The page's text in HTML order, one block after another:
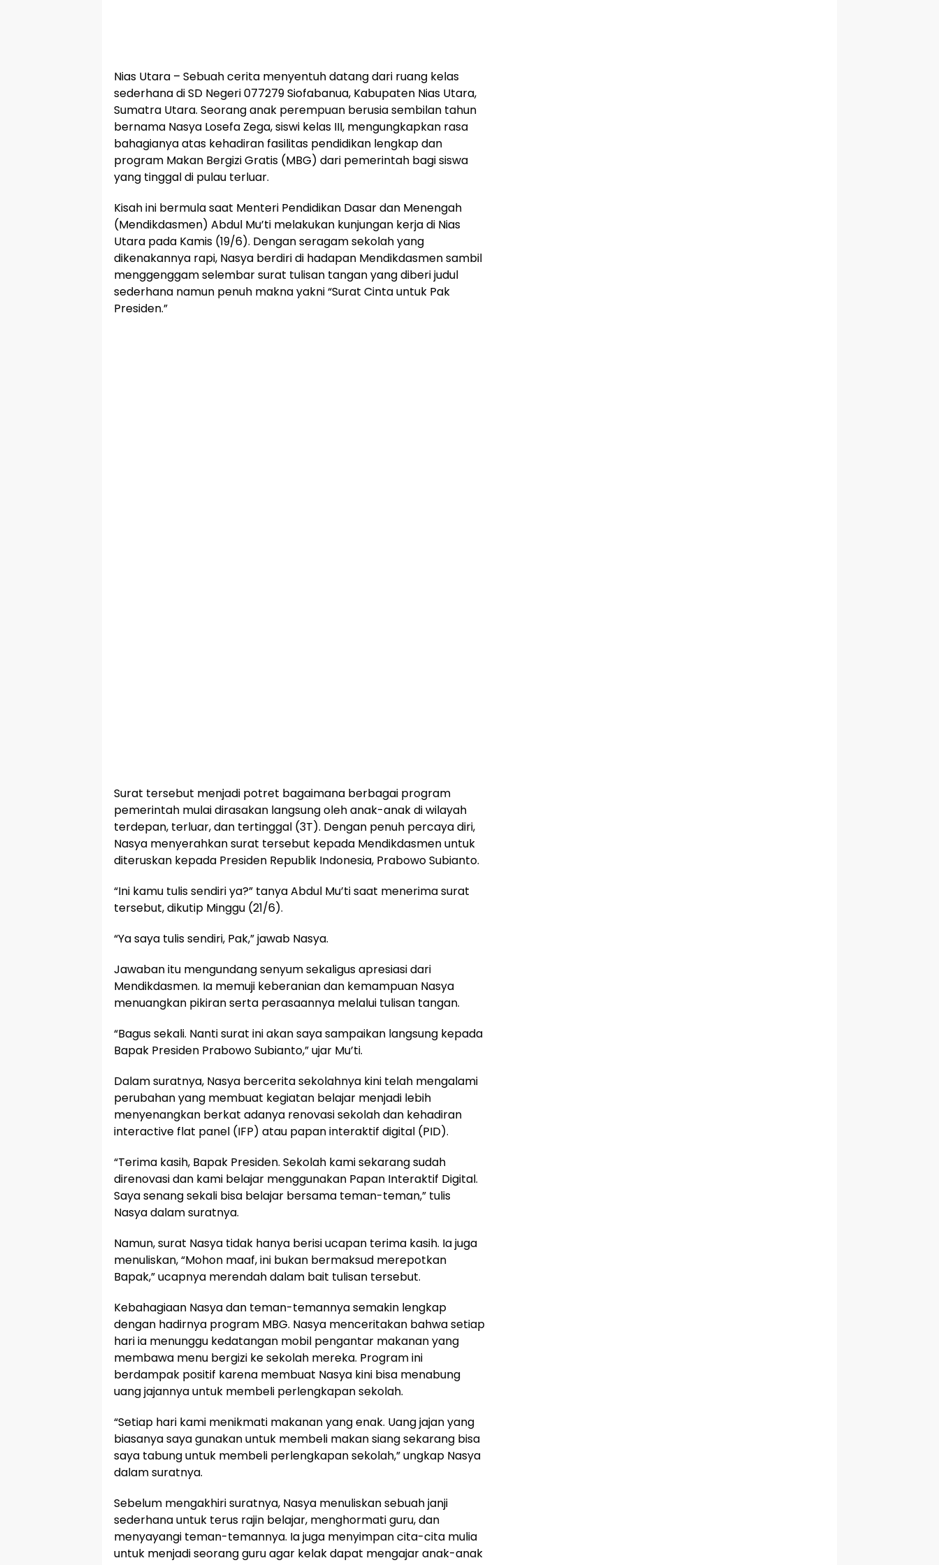
Nias Utara – Sebuah cerita menyentuh datang dari ruang kelas
sederhana di SD Negeri 077279 Siofabanua, Kabupaten Nias Utara,
Sumatra Utara. Seorang anak perempuan berusia sembilan tahun
bernama Nasya Losefa Zega, siswi kelas III, mengungkapkan rasa
bahagianya atas kehadiran fasilitas pendidikan lengkap dan
program Makan Bergizi Gratis (MBG) dari pemerintah bagi siswa
yang tinggal di pulau terluar.
Kisah ini bermula saat Menteri Pendidikan Dasar dan Menengah
(Mendikdasmen) Abdul Mu’ti melakukan kunjungan kerja di Nias
Utara pada Kamis (19/6). Dengan seragam sekolah yang
dikenakannya rapi, Nasya berdiri di hadapan Mendikdasmen sambil
menggenggam selembar surat tulisan tangan yang diberi judul
sederhana namun penuh makna yakni “Surat Cinta untuk Pak
Presiden.”
Surat tersebut menjadi potret bagaimana berbagai program
pemerintah mulai dirasakan langsung oleh anak-anak di wilayah
terdepan, terluar, dan tertinggal (3T). Dengan penuh percaya diri,
Nasya menyerahkan surat tersebut kepada Mendikdasmen untuk
diteruskan kepada Presiden Republik Indonesia, Prabowo Subianto.
“Ini kamu tulis sendiri ya?” tanya Abdul Mu’ti saat menerima surat
tersebut, dikutip Minggu (21/6).
“Ya saya tulis sendiri, Pak,” jawab Nasya.
Jawaban itu mengundang senyum sekaligus apresiasi dari
Mendikdasmen. Ia memuji keberanian dan kemampuan Nasya
menuangkan pikiran serta perasaannya melalui tulisan tangan.
“Bagus sekali. Nanti surat ini akan saya sampaikan langsung kepada
Bapak Presiden Prabowo Subianto,” ujar Mu’ti.
Dalam suratnya, Nasya bercerita sekolahnya kini telah mengalami
perubahan yang membuat kegiatan belajar menjadi lebih
menyenangkan berkat adanya renovasi sekolah dan kehadiran
interactive flat panel (IFP) atau papan interaktif digital (PID).
“Terima kasih, Bapak Presiden. Sekolah kami sekarang sudah
direnovasi dan kami belajar menggunakan Papan Interaktif Digital.
Saya senang sekali bisa belajar bersama teman-teman,” tulis
Nasya dalam suratnya.
Namun, surat Nasya tidak hanya berisi ucapan terima kasih. Ia juga
menuliskan, “Mohon maaf, ini bukan bermaksud merepotkan
Bapak,” ucapnya merendah dalam bait tulisan tersebut.
Kebahagiaan Nasya dan teman-temannya semakin lengkap
dengan hadirnya program MBG. Nasya menceritakan bahwa setiap
hari ia menunggu kedatangan mobil pengantar makanan yang
membawa menu bergizi ke sekolah mereka. Program ini
berdampak positif karena membuat Nasya kini bisa menabung
uang jajannya untuk membeli perlengkapan sekolah.
“Setiap hari kami menikmati makanan yang enak. Uang jajan yang
biasanya saya gunakan untuk membeli makan siang sekarang bisa
saya tabung untuk membeli perlengkapan sekolah,” ungkap Nasya
dalam suratnya.
Sebelum mengakhiri suratnya, Nasya menuliskan sebuah janji
sederhana untuk terus rajin belajar, menghormati guru, dan
menyayangi teman-temannya. Ia juga menyimpan cita-cita mulia
untuk menjadi seorang guru agar kelak dapat mengajar anak-anak